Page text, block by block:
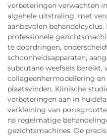
verbeteringen verwachten
algehele uitstraling, met
aanbevolen
professionele
te doordringen,
schoonheidsapparaten,
subcutane weefsels bereikt,
collageenhermodellering
plaatsvinden. Klinische
verbeteringen aan in
verkleining van
na regelmatige
gezichtsmachines. De